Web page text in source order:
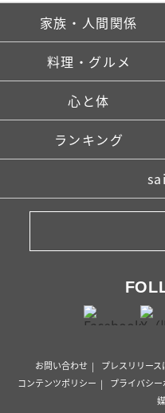
家族・人間関係
料理・グルメ
心と体
ランキング
お問い合わせ プレスリリース
コンテンツポリシー
プライバシ